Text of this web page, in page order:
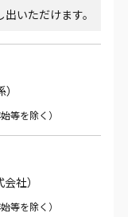
いただけます。
等を除く）
社）
等を除く）